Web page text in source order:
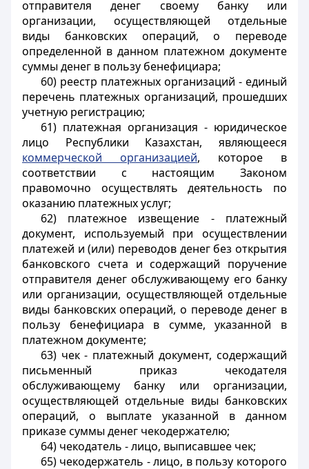
отправителя денег своему банку или
организации, осуществляющей отдельные
виды банковских операций, о переводе
определенной в данном платежном документе
суммы денег в пользу бенефициара;
60) реестр платежных организаций - единый
перечень платежных организаций, прошедших
учетную регистрацию;
61) платежная организация - юридическое
лицо Республики Казахстан, являющееся
коммерческой организацией, которое в
соответствии с настоящим Законом
правомочно осуществлять деятельность по
оказанию платежных услуг;
62) платежное извещение - платежный
документ, используемый при осуществлении
платежей и (или) переводов денег без открытия
банковского счета и содержащий поручение
отправителя денег обслуживающему его банку
или организации, осуществляющей отдельные
виды банковских операций, о переводе денег в
пользу бенефициара в сумме, указанной в
платежном документе;
63) чек - платежный документ, содержащий
письменный приказ чекодателя
обслуживающему банку или организации,
осуществляющей отдельные виды банковских
операций, о выплате указанной в данном
приказе суммы денег чекодержателю;
64) чекодатель - лицо, выписавшее чек;
65) чекодержатель - лицо, в пользу которого